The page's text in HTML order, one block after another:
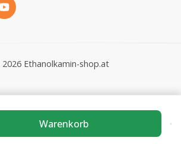
Warenkorb
Ethanolkamin-shop.at